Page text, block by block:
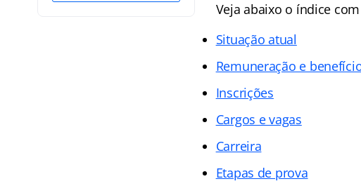
Veja abaixo o índice
Situação atual
Remuneração e
Inscrições
Cargos e vagas
Carreira
Etapas de prova